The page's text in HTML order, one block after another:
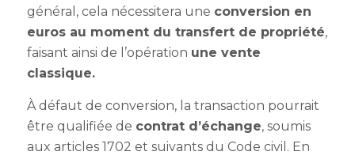
général, cela nécessitera une conversion en
euros au moment du transfert de propriété,
faisant ainsi de l’opération une vente
classique.
À défaut de conversion, la transaction pourrait
être qualifiée de contrat d’échange, soumis
aux articles 1702 et suivants du Code civil. En